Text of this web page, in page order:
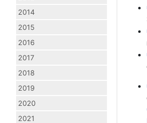
2014
2015
2016
2017
2018
2019
2020
2021